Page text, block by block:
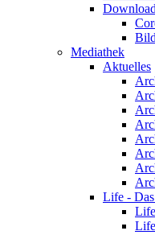
Mediathek
Aktuelles
Life -